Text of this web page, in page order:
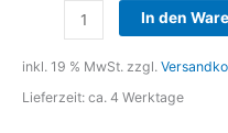
BROWNELLS
15/M16
Block
In den
inkl. 19 % MwSt. zzgl.
Lieferzeit: ca. 4 Werktage